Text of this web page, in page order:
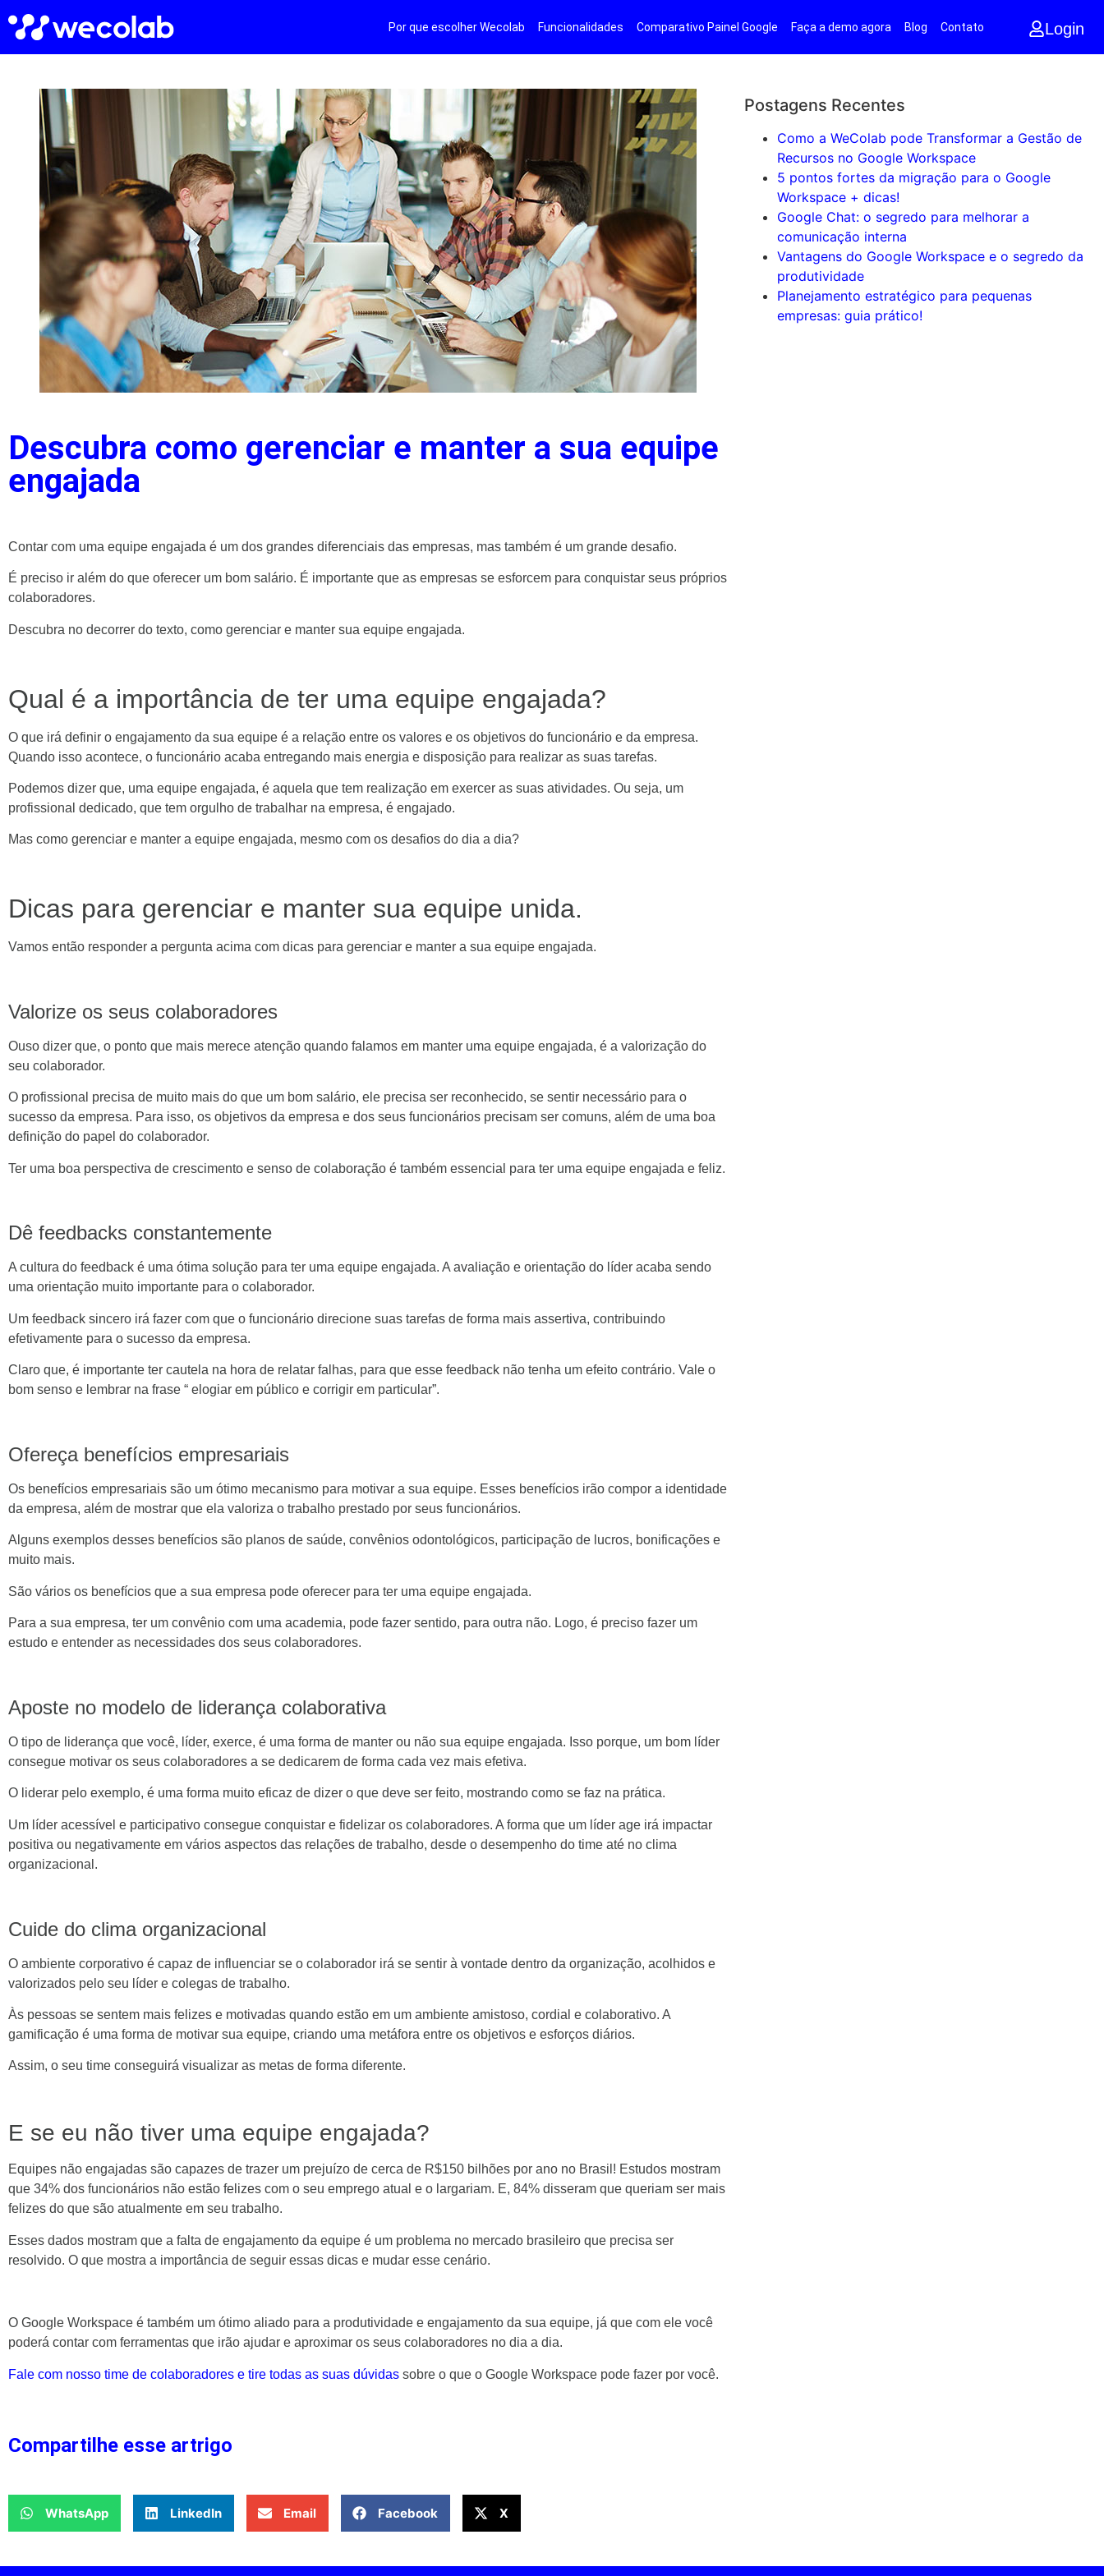
Por que escolher Wecolab Funcionalidades Comparativo Painel Google Faça a demo agora Blog Contato Login
Descubra como gerenciar e manter a sua equipe
engajada
Contar com uma equipe engajada é um dos grandes diferenciais das empresas, mas também é um grande desafio.
É preciso ir além do que oferecer um bom salário. É importante que as empresas se esforcem para conquistar seus próprios
colaboradores.
Descubra no decorrer do texto, como gerenciar e manter sua equipe engajada.
Qual é a importância de ter uma equipe engajada?
O que irá definir o engajamento da sua equipe é a relação entre os valores e os objetivos do funcionário e da empresa.
Quando isso acontece, o funcionário acaba entregando mais energia e disposição para realizar as suas tarefas.
Podemos dizer que, uma equipe engajada, é aquela que tem realização em exercer as suas atividades. Ou seja, um
profissional dedicado, que tem orgulho de trabalhar na empresa, é engajado.
Mas como gerenciar e manter a equipe engajada, mesmo com os desafios do dia a dia?
Dicas para gerenciar e manter sua equipe unida.
Vamos então responder a pergunta acima com dicas para gerenciar e manter a sua equipe engajada.
Valorize os seus colaboradores
Ouso dizer que, o ponto que mais merece atenção quando falamos em manter uma equipe engajada, é a valorização do
seu colaborador.
O profissional precisa de muito mais do que um bom salário, ele precisa ser reconhecido, se sentir necessário para o
sucesso da empresa. Para isso, os objetivos da empresa e dos seus funcionários precisam ser comuns, além de uma boa
definição do papel do colaborador.
Ter uma boa perspectiva de crescimento e senso de colaboração é também essencial para ter uma equipe engajada e feliz.
Dê feedbacks constantemente
A cultura do feedback é uma ótima solução para ter uma equipe engajada. A avaliação e orientação do líder acaba sendo
uma orientação muito importante para o colaborador.
Um feedback sincero irá fazer com que o funcionário direcione suas tarefas de forma mais assertiva, contribuindo
efetivamente para o sucesso da empresa.
Claro que, é importante ter cautela na hora de relatar falhas, para que esse feedback não tenha um efeito contrário. Vale o
bom senso e lembrar na frase “ elogiar em público e corrigir em particular”.
Ofereça benefícios empresariais
Os benefícios empresariais são um ótimo mecanismo para motivar a sua equipe. Esses benefícios irão compor a identidade
da empresa, além de mostrar que ela valoriza o trabalho prestado por seus funcionários.
Alguns exemplos desses benefícios são planos de saúde, convênios odontológicos, participação de lucros, bonificações e
muito mais.
São vários os benefícios que a sua empresa pode oferecer para ter uma equipe engajada.
Para a sua empresa, ter um convênio com uma academia, pode fazer sentido, para outra não. Logo, é preciso fazer um
estudo e entender as necessidades dos seus colaboradores.
Aposte no modelo de liderança colaborativa
O tipo de liderança que você, líder, exerce, é uma forma de manter ou não sua equipe engajada. Isso porque, um bom líder
consegue motivar os seus colaboradores a se dedicarem de forma cada vez mais efetiva.
O liderar pelo exemplo, é uma forma muito eficaz de dizer o que deve ser feito, mostrando como se faz na prática.
Um líder acessível e participativo consegue conquistar e fidelizar os colaboradores. A forma que um líder age irá impactar
positiva ou negativamente em vários aspectos das relações de trabalho, desde o desempenho do time até no clima
organizacional.
Cuide do clima organizacional
O ambiente corporativo é capaz de influenciar se o colaborador irá se sentir à vontade dentro da organização, acolhidos e
valorizados pelo seu líder e colegas de trabalho.
Às pessoas se sentem mais felizes e motivadas quando estão em um ambiente amistoso, cordial e colaborativo. A
gamificação é uma forma de motivar sua equipe, criando uma metáfora entre os objetivos e esforços diários.
Assim, o seu time conseguirá visualizar as metas de forma diferente.
E se eu não tiver uma equipe engajada?
Equipes não engajadas são capazes de trazer um prejuízo de cerca de R$150 bilhões por ano no Brasil! Estudos mostram
que 34% dos funcionários não estão felizes com o seu emprego atual e o largariam. E, 84% disseram que queriam ser mais
felizes do que são atualmente em seu trabalho.
Esses dados mostram que a falta de engajamento da equipe é um problema no mercado brasileiro que precisa ser
resolvido. O que mostra a importância de seguir essas dicas e mudar esse cenário.
O Google Workspace é também um ótimo aliado para a produtividade e engajamento da sua equipe, já que com ele você
poderá contar com ferramentas que irão ajudar e aproximar os seus colaboradores no dia a dia.
Fale com nosso time de colaboradores e tire todas as suas dúvidas sobre o que o Google Workspace pode fazer por você.
Compartilhe esse artrigo
WhatsApp LinkedIn Email Facebook X
Postagens Recentes
Como a WeColab pode Transformar a Gestão de
Recursos no Google Workspace
5 pontos fortes da migração para o Google
Workspace + dicas!
Google Chat: o segredo para melhorar a
comunicação interna
Vantagens do Google Workspace e o segredo da
produtividade
Planejamento estratégico para pequenas
empresas: guia prático!